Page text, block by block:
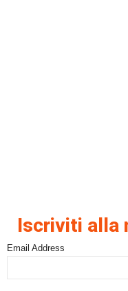
Iscriviti alla
Email Address